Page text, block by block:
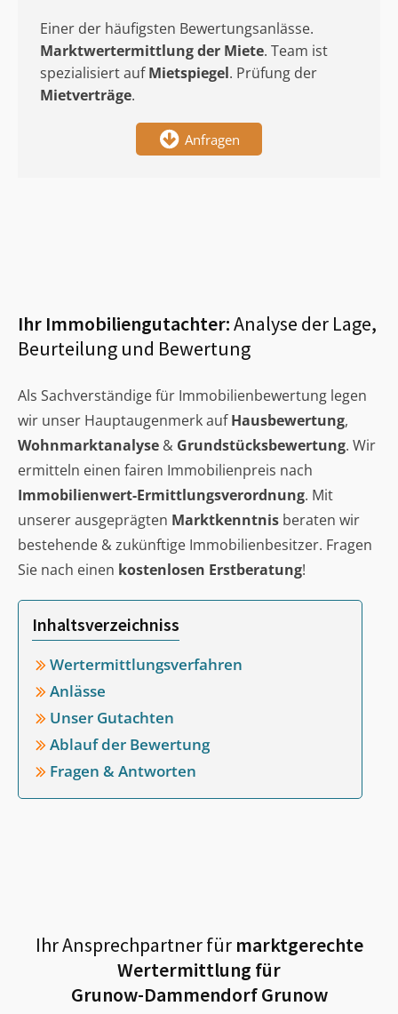
Einer der häufigsten Bewertungsanlässe.
Marktwertermittlungder Miete. Team ist
spezialisiert aufMietspiegel. Prüfung der
Mietverträge.
Anfragen
Ihr Immobiliengutachter:Analyse der Lage,
Beurteilung und Bewertung
Als Sachverständige für Immobilienbewertung legen
wir unser Hauptaugenmerk aufHausbewertung,
Wohnmarktanalyse & Grundstücksbewertung. Wir
ermitteln einen fairen Immobilienpreis nach
Immobilienwert-Ermittlungsverordnung. Mit
unserer ausgeprägten Marktkenntnis beraten wir
bestehende & zukünftige Immobilienbesitzer. Fragen
Sie nach einen kostenlosen Erstberatung!
Inhaltsverzeichniss
Wertermittlungsverfahren
Anlässe
Unser Gutachten
Ablauf der Bewertung
Fragen & Antworten
Ihr Ansprechpartner fürmarktgerechte
Wertermittlung für
Grunow-Dammendorf Grunow